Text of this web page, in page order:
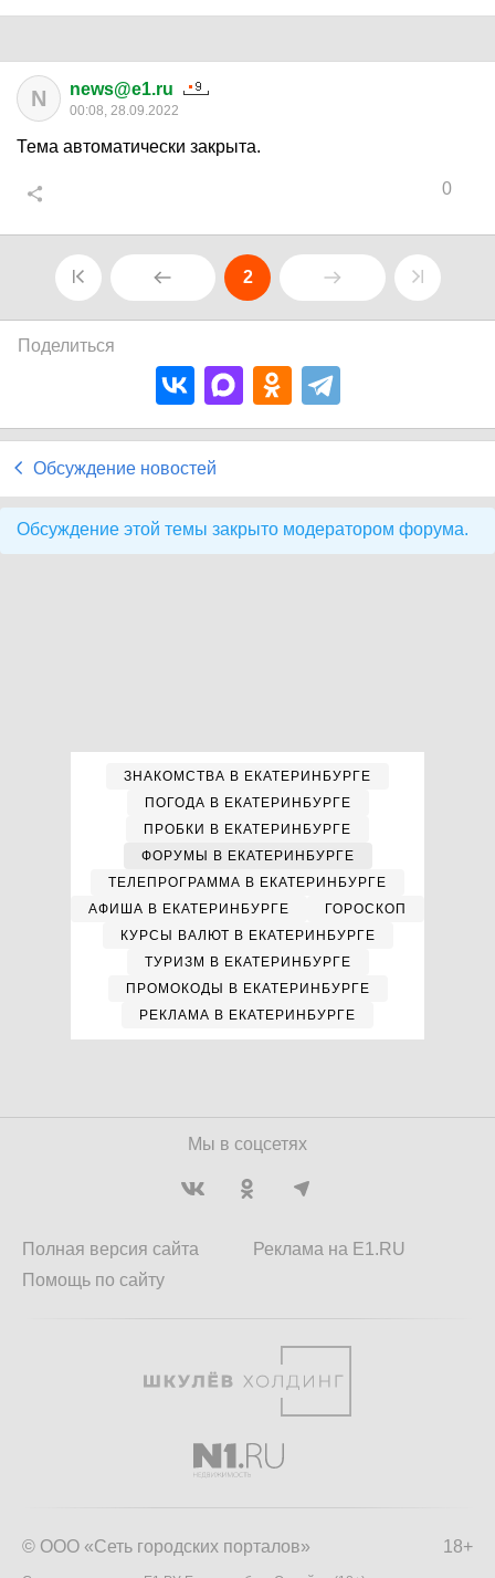
N news@e1.ru
00:08, 28.09.2022
Тема автоматически закрыта.
0
2
Поделиться
Обсуждение новостей
Обсуждение этой темы закрыто модератором форума.
ЗНАКОМСТВА В ЕКАТЕРИНБУРГЕ
ПОГОДА В ЕКАТЕРИНБУРГЕ
ПРОБКИ В ЕКАТЕРИНБУРГЕ
ФОРУМЫ В ЕКАТЕРИНБУРГЕ
ТЕЛЕПРОГРАММА В ЕКАТЕРИНБУРГЕ
АФИША В ЕКАТЕРИНБУРГЕ
ГОРОСКОП
КУРСЫ ВАЛЮТ В ЕКАТЕРИНБУРГЕ
ТУРИЗМ В ЕКАТЕРИНБУРГЕ
ПРОМОКОДЫ В ЕКАТЕРИНБУРГЕ
РЕКЛАМА В ЕКАТЕРИНБУРГЕ
Мы в соцсетях
Полная версия сайта
Помощь по сайту
Реклама на E1.RU
18+
© ООО «Сеть городских порталов»